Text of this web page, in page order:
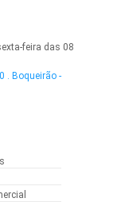
feira das 08
. Boqueirão -